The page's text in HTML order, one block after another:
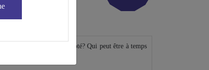
d'activité est-il adapté? Qui peut être à temps